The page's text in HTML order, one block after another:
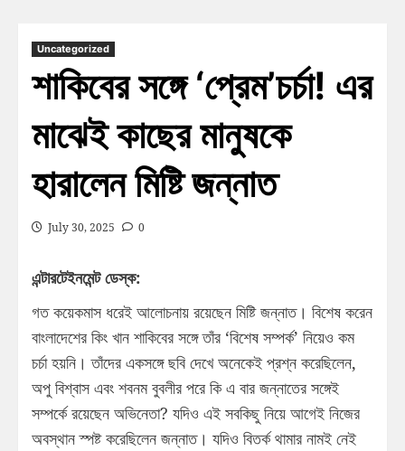
Uncategorized
শাকিবের সঙ্গে ‘প্রেম’চর্চা! এর
মাঝেই কাছের মানুষকে
হারালেন মিষ্টি জন্নাত
July 30, 2025 0
এন্টারটেইনমেন্ট ডেস্ক:
গত কয়েকমাস ধরেই আলোচনায় রয়েছেন মিষ্টি জন্নাত। বিশেষ করেন
বাংলাদেশের কিং খান শাকিবের সঙ্গে তাঁর ‘বিশেষ সম্পর্ক’ নিয়েও কম
চর্চা হয়নি। তাঁদের একসঙ্গে ছবি দেখে অনেকেই প্রশ্ন করেছিলেন,
অপু বিশ্বাস এবং শবনম বুবলীর পরে কি এ বার জন্নাতের সঙ্গেই
সম্পর্কে রয়েছেন অভিনেতা? যদিও এই সবকিছু নিয়ে আগেই নিজের
অবস্থান স্পষ্ট করেছিলেন জন্নাত। যদিও বিতর্ক থামার নামই নেই